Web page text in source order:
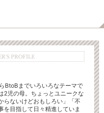
PROFILE
BtoBまでいろいろなテーマで
2児の母。ちょっとユニークな
らないけどおもしろい」「不
を目指して日々精進していま